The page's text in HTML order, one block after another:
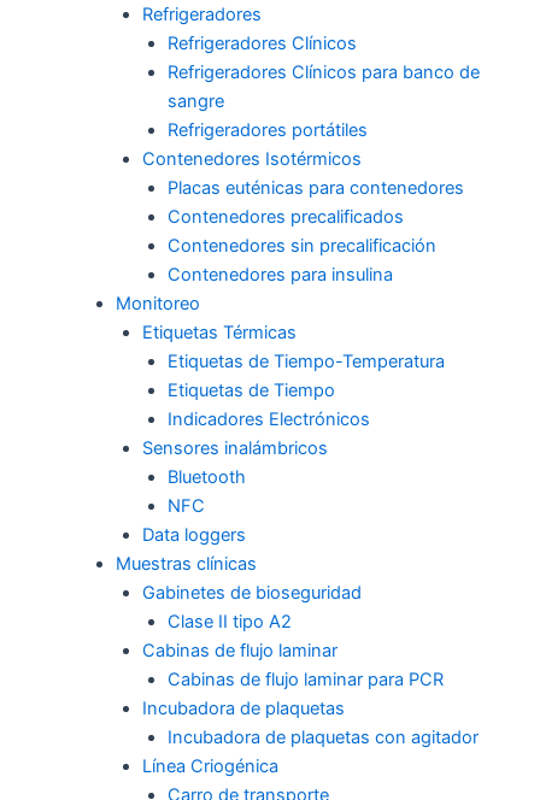
Refrigeradores
Refrigeradores Clínicos
Refrigeradores Clínicos para banco de
sangre
Refrigeradores portátiles
Contenedores Isotérmicos
Placas euténicas para contenedores
Contenedores precalificados
Contenedores sin precalificación
Contenedores para insulina
Monitoreo
Etiquetas Térmicas
Etiquetas de Tiempo-Temperatura
Etiquetas de Tiempo
Indicadores Electrónicos
Sensores inalámbricos
Bluetooth
NFC
Data loggers
Muestras clínicas
Gabinetes de bioseguridad
Clase II tipo A2
Cabinas de flujo laminar
Cabinas de flujo laminar para PCR
Incubadora de plaquetas
Incubadora de plaquetas con agitador
Línea Criogénica